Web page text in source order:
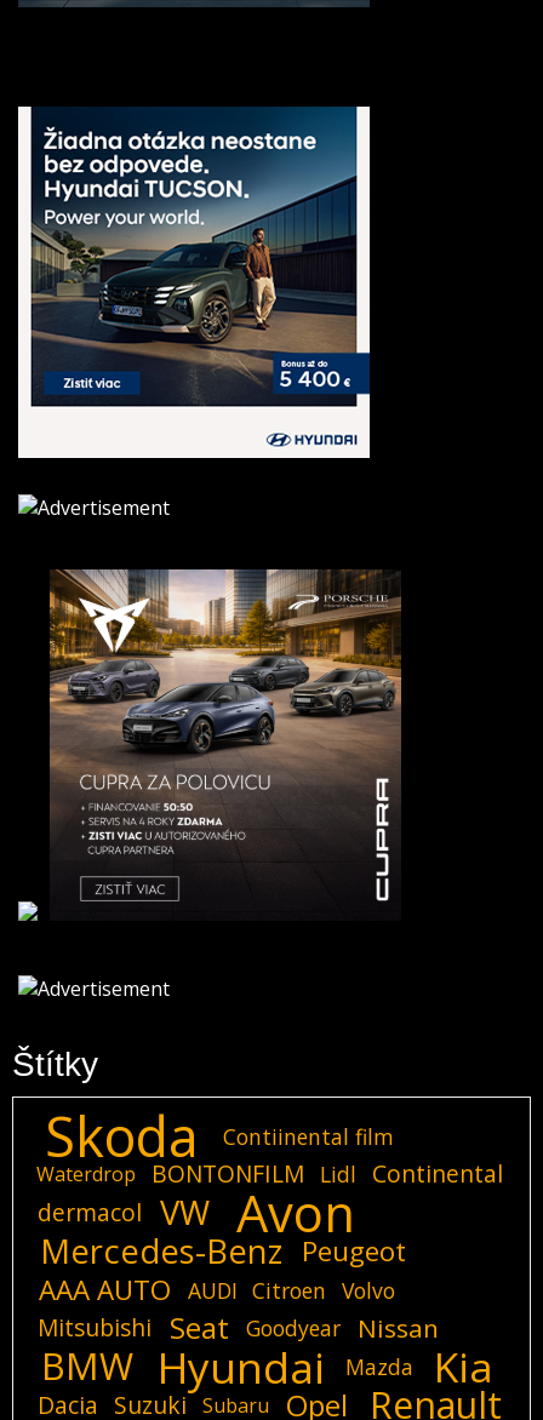
Štítky
Skoda Contiinental film
Waterdrop BONTONFILM Lidl
Continental
dermacol
VW Avon
Mercedes-Benz
Peugeot
AAA AUTO
AUDI Citroen Volvo
Mitsubishi Seat Goodyear Nissan
BMW Hyundai Mazda Kia
Dacia Suzuki Subaru Opel Renault